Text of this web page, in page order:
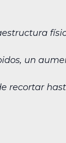
un
recortar